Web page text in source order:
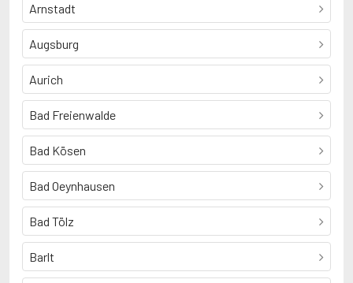
Arnstadt
Augsburg
Aurich
Bad Freienwalde
Bad Kösen
Bad Oeynhausen
Bad Tölz
Barlt